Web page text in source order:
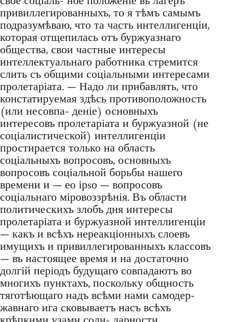
привиллегированныхъ, то я тѣмъ самымъ
подразумѣваю, что та часть интеллигенціи,
которая отщепилась отъ буржуазнаго
общества, свои частные интересы
интеллектуальнаго работника стремится
слить съ общими соціальными интересами
пролетаріата. — Надо ли прибавлять, что
констатируемая здѣсь противоположность
(или несовпа- деніе) основныхъ
интересовъ пролетаріата и буржуазной (не
соціалистической) интеллигенціи
простирается только на область
соціальныхъ вопросовъ, основныхъ
вопросовъ соціальной борьбы нашего
времени и — ео ірsо — вопросовъ
соціальнаго міровоззрѣнія. Въ области
политическихъ злобъ дня интересы
пролетаріата и буржуазной интеллигенціи
— какъ и всѣхъ нереакціонныхъ слоевъ
имущихъ и привиллегированныхъ классовъ
— въ настоящее время и на достаточно
долгій періодъ будущаго совпадаютъ во
многихъ пунктахъ, поскольку общность
тяготѣющаго надъ всѣми нами самодер-
жавнаго ига сковываетъ насъ всѣхъ